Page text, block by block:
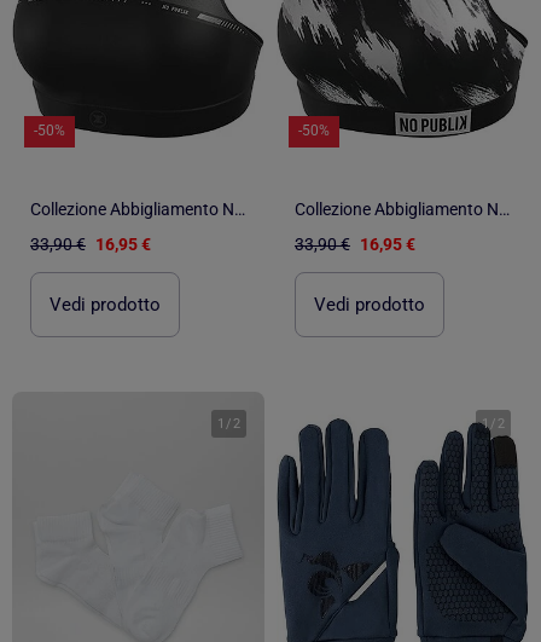
-50%
Collezione Abbigliamento No Publik Fitness Sport, Relax e Stile per Donna
33,90 € 16,95 €
Vedi prodotto
-50%
Collezione Abbigliamento No Publik Fitness Sport, Relax e Stile per Donna
33,90 € 16,95 €
Vedi prodotto
1 / 2 1 / 2